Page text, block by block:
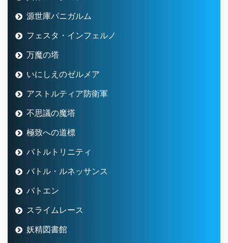
源世庫パニガルム
フェスタ・インフェルノ
万魔の塔
いにしえのゼルメア
アストルティア防衛軍
不思議の魔塔
極致への道標
バトルトリニティ
バトル・ルネッサンス
バトエン
スライムレース
妖精図書館